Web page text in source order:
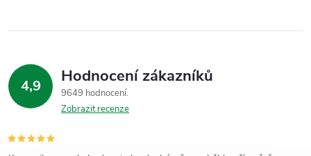
4,9 Hodnocení zákazníků
9649 hodnocení
Zobrazit recenze